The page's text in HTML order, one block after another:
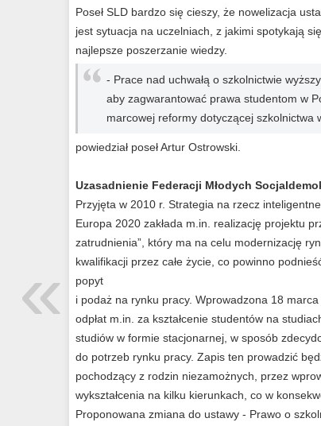
Poseł SLD bardzo się cieszy, że nowelizacja
jest sytuacja na uczelniach, z jakimi spotykają
najlepsze poszerzanie wiedzy.
- Prace nad uchwałą o szkolnictwie
aby zagwarantować prawa studentom w
marcowej reformy dotyczącej szkolnictwa
powiedział poseł Artur Ostrowski.
Uzasadnienie Federacji Młodych
Przyjęta w 2010 r. Strategia na rzecz
Europa 2020 zakłada m.in. realizację projektu
zatrudnienia”, który ma na celu modernizację
kwalifikacji przez całe życie, co powinno
popyt
i podaż na rynku pracy. Wprowadzona 18
odpłat m.in. za kształcenie studentów na
studiów w formie stacjonarnej, w sposób
do potrzeb rynku pracy. Zapis ten prowadzić
pochodzący z rodzin niezamożnych, przez
wykształcenia na kilku kierunkach, co w
Proponowana zmiana do ustawy - Prawo o
«